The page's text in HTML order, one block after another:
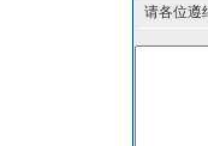
请各位遵